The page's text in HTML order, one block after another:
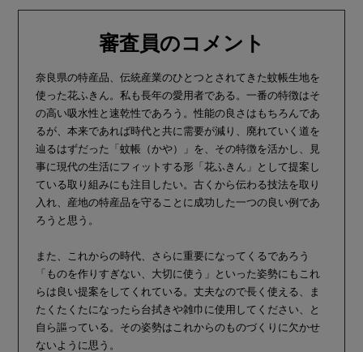
審査員のコメント
奈良県の特産品、伝統産業のひとつとされてきた蚊帳生地を
使った花ふきん。私も長年の愛用者である。一番の特徴はそ
の高い吸水性と速乾性であろう。性能の良さはもちろんであ
るが、本来であれば時代と共に需要が減り、廃れていく道を
辿るはずだった「蚊帳（かや）」を、その特徴を活かし、見
事に現代の生活にフィットする形「花ふきん」として提案し
ている取り組みにも注目したい。古くから伝わる技法を取り
入れ、産地の特産品を守ることに成功した一つの良い例であ
ろうと思う。
また、これからの時代、さらに重要になってくるであろう
「ものを作りすぎない、大切に使う」といった姿勢にもこれ
らは良い提案をしてくれている。丈夫なので長く使える、ま
たくたくたになったら台拭きや雑巾に使用してください、と
自ら謳っている。その姿勢はこれからのものづくりに欠かせ
ないように思う。